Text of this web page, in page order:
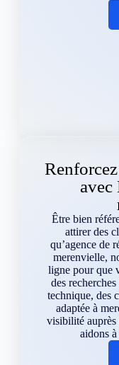
avec
Être bien
attirer des
qu’agence de
merenvielle,
ligne pour que
des
technique, des
adaptée à
visibilité auprès
aidons